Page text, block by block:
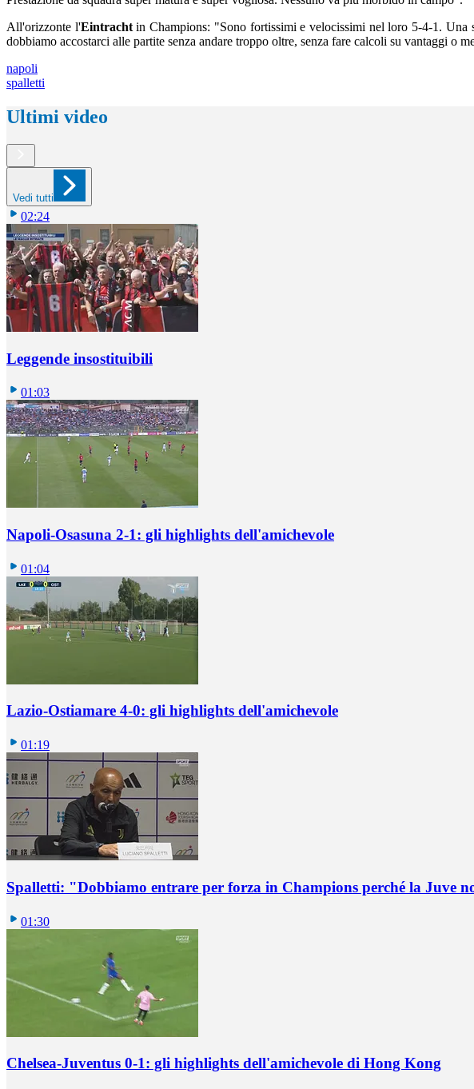
All'orizzonte l'Eintrachtin Champions: "Sono fortissimi e velocissimi nel loro 5-4-1. Una
dobbiamo accostarci alle partite senza andare troppo oltre, senza fare calcoli su vantaggi o
napoli
spalletti
Ultimi video
Vedi tutti
02:24
Leggende insostituibili
01:03
Napoli-Osasuna 2-1: gli highlights dell'amichevole
01:04
Lazio-Ostiamare 4-0: gli highlights dell'amichevole
01:19
Spalletti: "Dobbiamo entrare per forza in Champions perché la Juve
01:30
Chelsea-Juventus 0-1: gli highlights dell'amichevole di Hong Kong